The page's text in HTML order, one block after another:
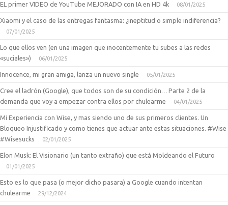
EL primer VIDEO de YouTube MEJORADO con IA en HD 4k 08/01/2025
Xiaomi y el caso de las entregas fantasma: ¿ineptitud o simple indiferencia?
07/01/2025
Lo que ellos ven (en una imagen que inocentemente tu subes a las redes
«suciales»)
06/01/2025
Innocence, mi gran amiga, lanza un nuevo single 05/01/2025
Cree el ladrón (Google), que todos son de su condición… Parte 2 de la
demanda que voy a empezar contra ellos por chulearme
04/01/2025
Mi Experiencia con Wise, y mas siendo uno de sus primeros clientes. Un
Bloqueo Injustificado y como tienes que actuar ante estas situaciones. #Wise
#Wisesucks
02/01/2025
Elon Musk: El Visionario (un tanto extraño) que está Moldeando el Futuro
01/01/2025
Esto es lo que pasa (o mejor dicho pasara) a Google cuando intentan
chulearme
29/12/2024